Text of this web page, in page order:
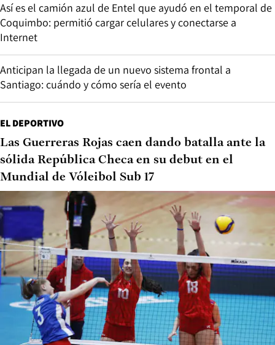
Así es el camión azul de Entel que ayudó en el temporal de
Coquimbo: permitió cargar celulares y conectarse a
Internet
Anticipan la llegada de un nuevo sistema frontal a
Santiago: cuándo y cómo sería el evento
EL DEPORTIVO
Las Guerreras Rojas caen dando batalla ante la
sólida República Checa en su debut en el
Mundial de Vóleibol Sub 17